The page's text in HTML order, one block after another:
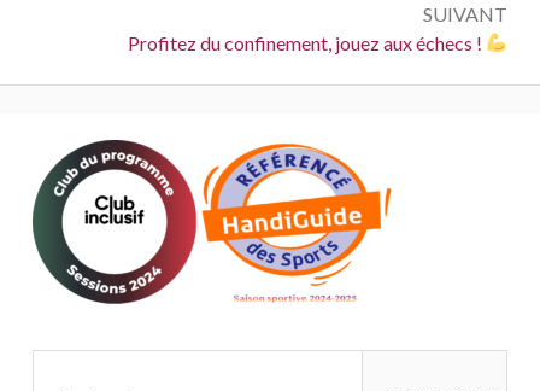
SUIVANT
Suivant :
Profitez du confinement, jouez aux échecs !